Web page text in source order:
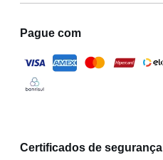
Pague com
Certificados de segurança